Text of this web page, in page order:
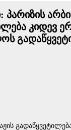
პარიზის
კიდევ